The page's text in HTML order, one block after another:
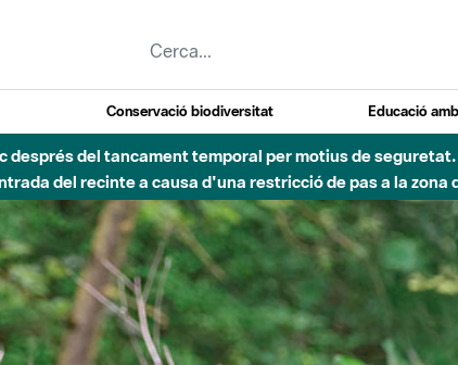
Conservació biodiversitat Educació
després del tancament temporal per motius de seguretat.
del recinte a causa d'una restricció de pas a la zona